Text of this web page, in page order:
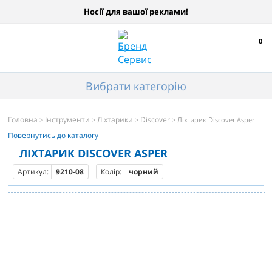
Носії для вашої реклами!
0
Вибрати категорію
Головна > Інструменти >Ліхтарики > Discover > Ліхтарик Discover Asper
Повернутись до каталогу
ЛІХТАРИК DISCOVER ASPER
Артикул: 9210-08 Колір: чорний